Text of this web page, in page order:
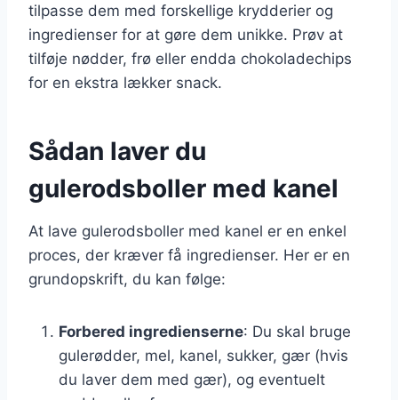
tilpasse dem med forskellige krydderier og
ingredienser for at gøre dem unikke. Prøv at
tilføje nødder, frø eller endda chokoladechips
for en ekstra lækker snack.
Sådan laver du
gulerodsboller med kanel
At lave gulerodsboller med kanel er en enkel
proces, der kræver få ingredienser. Her er en
grundopskrift, du kan følge:
Forbered ingredienserne: Du skal bruge
gulerødder, mel, kanel, sukker, gær (hvis
du laver dem med gær), og eventuelt